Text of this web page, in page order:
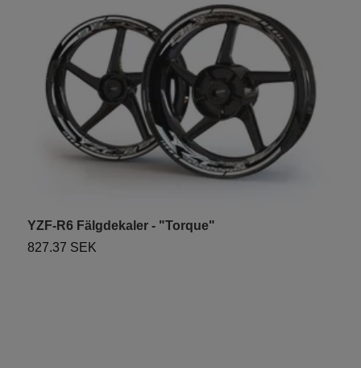
YZF-R6 Fälgdekaler - "Torque"
827.37 SEK